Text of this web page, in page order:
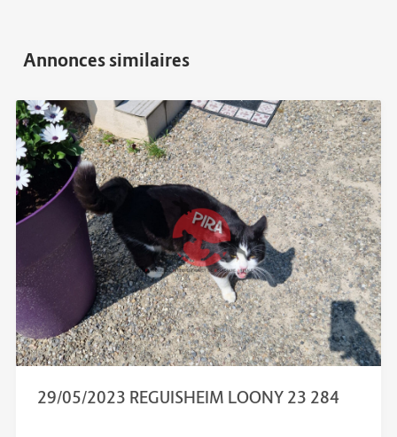
29/05/2023 REGUISHEIM LOONY 23 284